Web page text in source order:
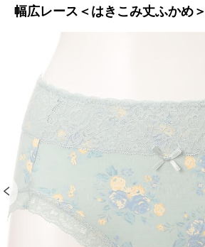
幅広レース＜はきこみ丈ふかめ＞